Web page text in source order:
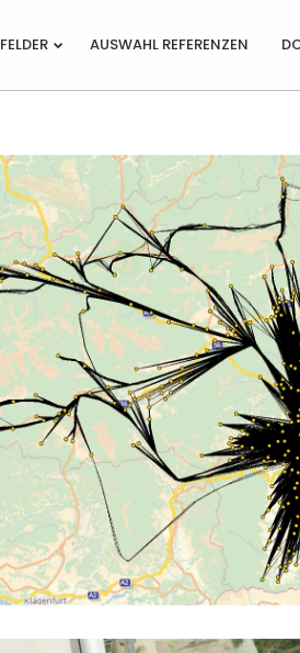
UND
JULI
2026
EINLADUNG:
NACHHALTIGSTEN
28
MAI
2026
30
APRIL
2026
APRIL
2026
AUSWAHL REFERENZEN